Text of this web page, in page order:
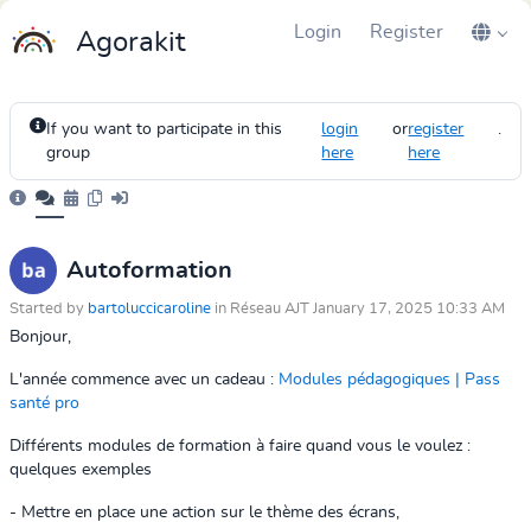
Agorakit Login Register
If you want to participate in this
group
login
here
orregister
here
.
Autoformation
Started by bartoluccicaroline in Réseau AJT January 17, 2025 10:33 AM
Bonjour,
L'année commence avec un cadeau : Modules pédagogiques | Pass
santé pro
Différents modules de formation à faire quand vous le voulez :
quelques exemples
- Mettre en place une action sur le thème des écrans,